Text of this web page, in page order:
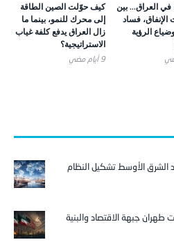
في العراق… بين
الإنفاق، فساد
الرؤية
كيف حوّلت الصين الطاقة
إلى محرك للنمو، بينما ما
زال العراق يدفع كلفة غياب
الاستراتيجية؟
9 أيام ‎مضي
الشرق الأوسط تشكيل النظام
جبهة الاقتصاد والبنية